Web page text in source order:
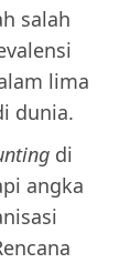
salah
lima
dunia.
di
angka